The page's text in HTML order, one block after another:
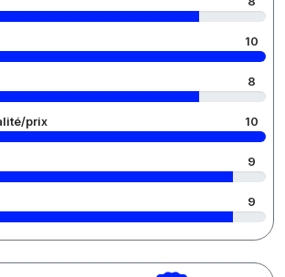
10
8
prix 10
9
9